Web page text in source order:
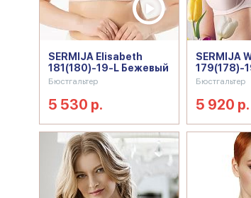
SERMIJA Elisabeth
181(180)-19-L Бежевый
Бюстгальтер
5 530 р.
SERMIJA
179(178)-
Бюстгальтер
5 920 р.